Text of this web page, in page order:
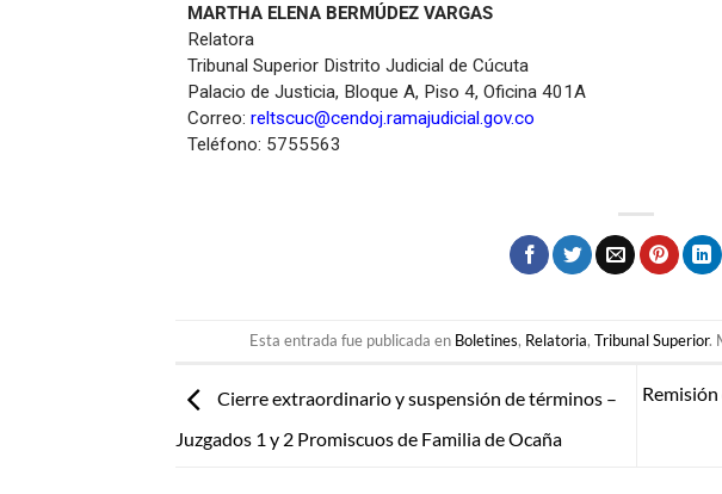
MARTHA ELENA BERMÚDEZ VARGAS
Relatora
Tribunal Superior Distrito Judicial de Cúcuta
Palacio de Justicia, Bloque A, Piso 4, Oficina 401A
Correo: reltscuc@cendoj.ramajudicial.gov.co
Teléfono: 5755563
Esta entrada fue publicada en Boletines, Relatoria,Tribunal Superior.
Cierre extraordinario y suspensión de términos –
Juzgados 1 y 2 Promiscuos de Familia de Ocaña